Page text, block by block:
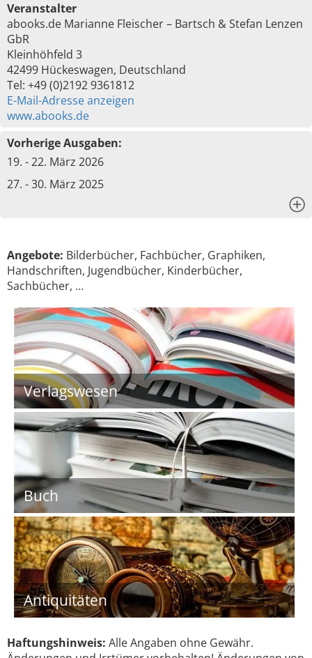
Veranstalter
abooks.de Marianne Fleischer – Bartsch & Stefan Lenzen
GbR
Kleinhöhfeld 3
42499 Hückeswagen, Deutschland
Tel: +49 (0)2192 9361812
E-Mail-Adresse anzeigen
www.abooks.de
Vorherige Ausgaben:
19. - 22. März 2026
27. - 30. März 2025
Angebote: Bilderbücher, Fachbücher, Graphiken,
Handschriften, Jugendbücher, Kinderbücher,
Sachbücher, …
Verlagswesen
Buch
Antiquitäten
Haftungshinweis: Alle Angaben ohne Gewähr.